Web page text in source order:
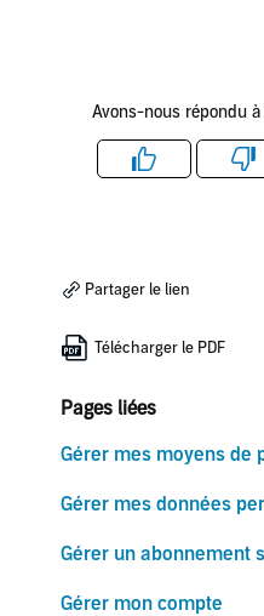
Avons-nous répondu
Like
Partager le lien
Télécharger le PDF
Pages liées
Gérer mes moyens de
Gérer mes données
Gérer un abonnement
Gérer mon compte